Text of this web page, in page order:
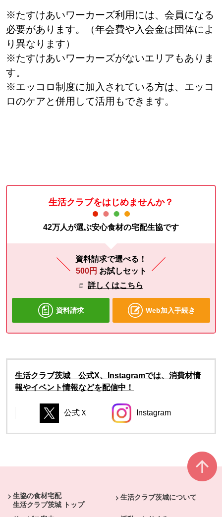
※たすけあいワーカーズ利用には、会員になる
必要があります。（年会費や入会金は団体によ
り異なります）
※たすけあいワーカーズがないエリアもありま
す。
※エッコロ制度に加入されている方は、エッコ
ロのケアと併用して活用もできます。
生活クラブをはじめませんか？
42万人が選ぶ安心食材の宅配生協です
資料請求で選べる！
500円 お試しセット
詳しくはこちら
資料請求 Web加入手続き
生活クラブ茨城 公式X、Instagramでは、消費材情
報やイベント情報などを配信中！
別のウィンドウで開きます。
公式Ｘ
別のウィンドウで開きます。
別のウィンドウで開きます。
Instagram
別のウィンドウで開
生協の食材宅配
生活クラブ茨城 トップ
生活クラブ茨城について